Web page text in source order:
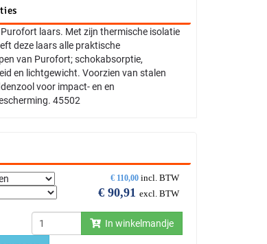
Purofort laars. Met zijn thermische isolatie
deze laars alle praktische
van Purofort; schokabsorptie,
en lichtgewicht. Voorzien van stalen
voor impact- en en
45502
€ 110,00 incl. BTW
€ 90,91 excl. BTW
In winkelmandje